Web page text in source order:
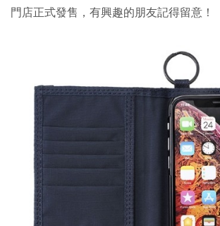
門店正式發售，有興趣的朋友記得留意！